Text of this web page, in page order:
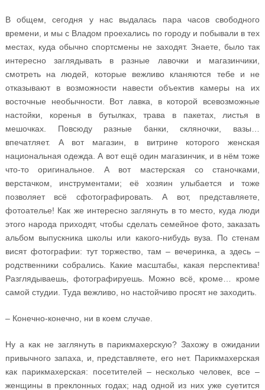
В общем, сегодня у нас выдалась пара часов свободного
времени, и мы с Владом проехались по городу и побывали в тех
местах, куда обычно спортсмены не заходят. Знаете, было так
интересно заглядывать в разные лавочки и магазинчики,
смотреть на людей, которые вежливо кланяются тебе и не
отказывают в возможности навести объектив камеры на их
восточные необычности. Вот лавка, в которой всевозможные
настойки, коренья в бутылках, трава в пакетах, листья в
мешочках. Повсюду разные банки, скляночки, вазы…
впечатляет. А вот магазин, в витрине которого женская
национальная одежда. А вот ещё один магазинчик, и в нём тоже
что-то оригинальное. А вот мастерская со станочками,
верстачком, инструментами; её хозяин улыбается и тоже
позволяет всё сфотографировать. А вот, представляете,
фотоателье! Как же интересно заглянуть в то место, куда люди
этого народа приходят, чтобы сделать семейное фото, заказать
альбом выпускника школы или какого-нибудь вуза. По стенам
висят фотографии: тут торжество, там – вечеринка, а здесь –
родственники собрались. Какие масштабы, какая перспектива!
Разглядываешь, фотографируешь. Можно всё, кроме… кроме
самой студии. Туда вежливо, но настойчиво просят не заходить.
– Конечно-конечно, ни в коем случае.
Ну а как не заглянуть в парикмахерскую? Захожу в ожидании
привычного запаха, и, представляете, его нет. Парикмахерская
как парикмахерская: посетителей – несколько человек, все –
женщины в преклонных годах; над одной из них уже суетится